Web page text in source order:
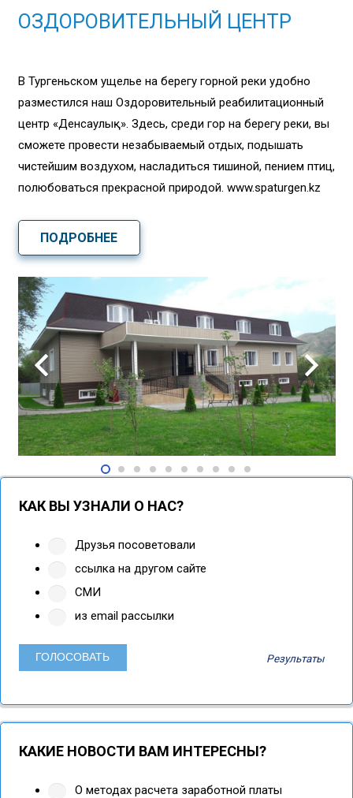
ОЗДОРОВИТЕЛЬНЫЙ ЦЕНТР
В Тургеньском ущелье на берегу горной реки удобно
разместился наш Оздоровительный реабилитационный
центр «Денсаулық». Здесь, среди гор на берегу реки, вы
сможете провести незабываемый отдых, подышать
чистейшим воздухом, насладиться тишиной, пением птиц,
полюбоваться прекрасной природой. www.spaturgen.kz
ПОДРОБНЕЕ
КАК ВЫ УЗНАЛИ О НАС?
Друзья посоветовали
ссылка на другом сайте
СМИ
из email рассылки
Результаты
КАКИЕ НОВОСТИ ВАМ ИНТЕРЕСНЫ?
О методах расчета заработной платы